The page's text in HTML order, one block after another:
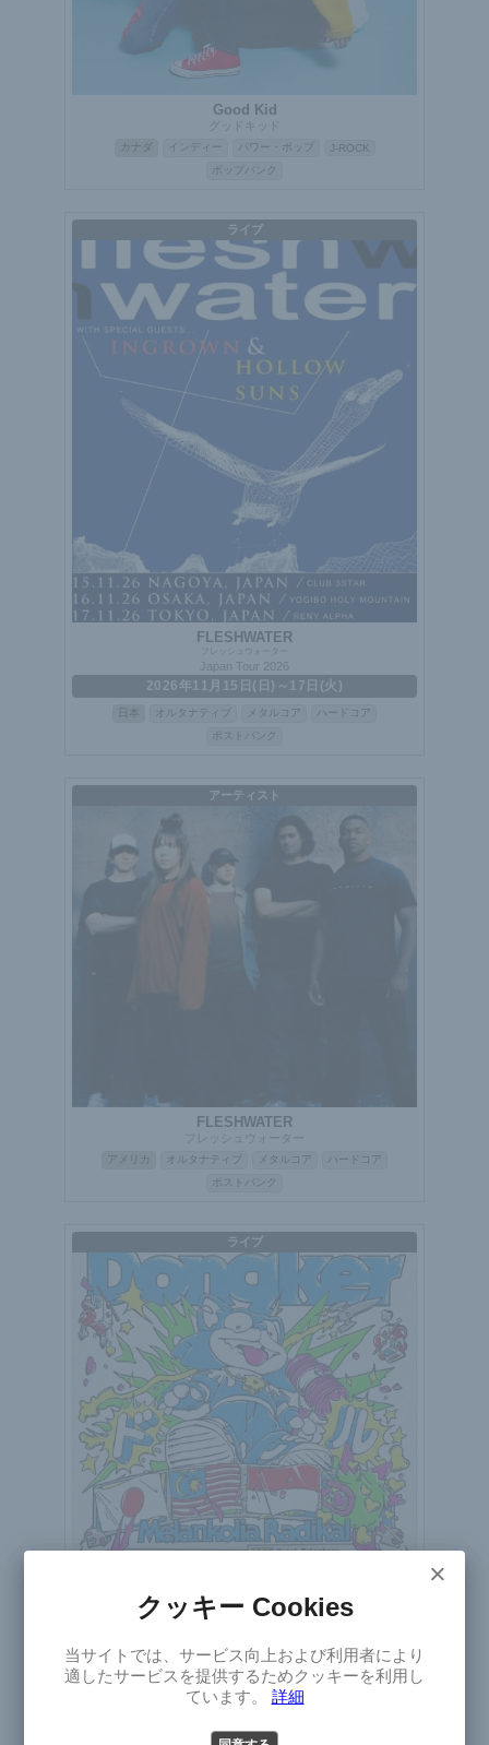
Good Kid
グッドキッド
カナダ インディー パワー・ポップ
J-ROCK
ポップパンク
ライブ
FLESHWATER
フレッシュウォーター
Japan Tour 2026
2026年11月15日(日)～17日(火)
オルタナティブ メタルコア
ハードコア
ポストパンク
アーティスト
FLESHWATER
フレッシュウォーター
アメリカ オルタナティブ メタルコア
ハードコア
ポストパンク
ライブ
Dongker
ドンケル
Japan Tour 2026
2026年9月4日(金)～12日(土)
×
Select
Version
×
クッキー Cookies
当サイトでは、サービス向上および利用者により
適したサービスを提供するためクッキーを利用し
ています。 詳細